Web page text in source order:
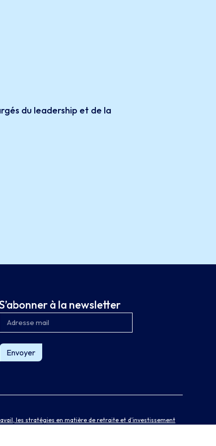
du leadership et de la
à la newsletter
Envoyer
les stratégies en matière de retraite et d’investissement